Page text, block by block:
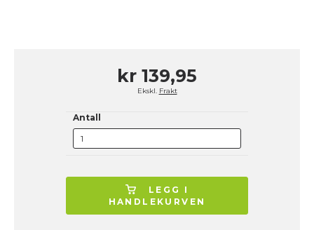
kr 139,95
Ekskl. Frakt
Antall
LEGG I
HANDLEKURVEN